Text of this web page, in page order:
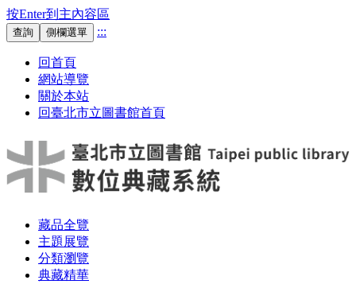
按Enter到主內容區
查詢 側欄選單 :::
回首頁
網站導覽
關於本站
回臺北市立圖書館首頁
藏品全覽
主題展覽
分類瀏覽
典藏精華